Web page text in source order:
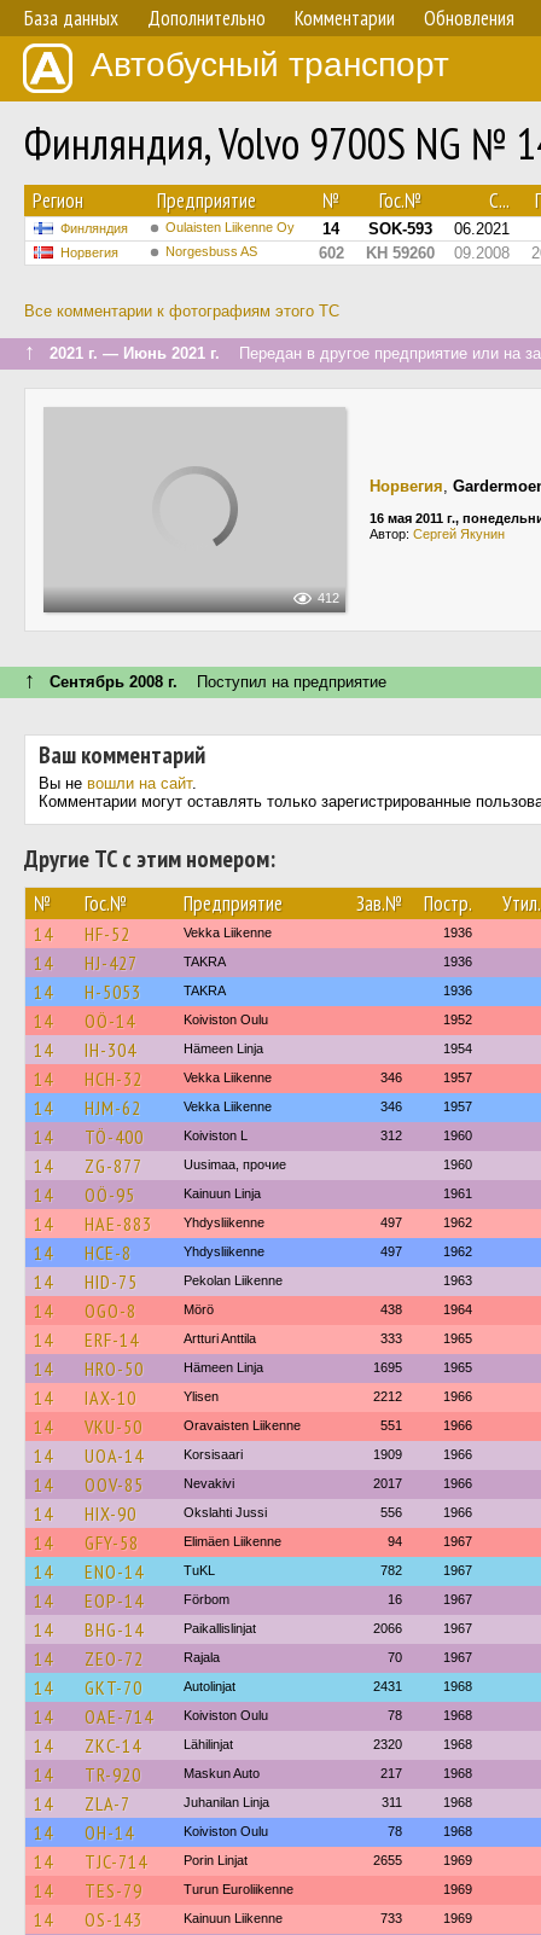
База данных Дополнительно Комментарии Обновления
Автобусный транспорт
Финляндия, Volvo 9700S NG №
Регион Предприятие № Гос.№ С...
Финляндия Oulaisten Liikenne Oy 14 SOK-593 06.2021
Норвегия Norgesbuss AS 602 KH 59260 09.2008
Все комментарии к фотографиям этого ТС
↑ 2021 г. — Июнь 2021 г. Передан в другое предприятие или на
412
Норвегия,
16 мая 2011 г.,
Автор: Сергей Якунин
↑ Сентябрь 2008 г. Поступил на предприятие
Ваш комментарий
Вы не вошли на сайт.
Комментарии могут оставлять только зарегистрированные
Другие ТС с этим номером:
№ Гос.№ Предприятие Зав.№ Постр. Утил.
14 HF-52 Vekka Liikenne 1936
14 HJ-427 TAKRA 1936
14 H-5053 TAKRA 1936
14 OÖ-14 Koiviston Oulu 1952
14 IH-304 Hämeen Linja 1954
14 HCH-32 Vekka Liikenne 346 1957
14 HJM-62 Vekka Liikenne 346 1957
14 TÖ-400 Koiviston L 312 1960
14 ZG-877 Uusimaa, прочие 1960
14 OÖ-95 Kainuun Linja 1961
14 HAE-883 Yhdysliikenne 497 1962
14 HCE-8 Yhdysliikenne 497 1962
14 HID-75 Pekolan Liikenne 1963
14 OGO-8 Mörö 438 1964
14 ERF-14 Artturi Anttila 333 1965
14 HRO-50 Hämeen Linja 1695 1965
14 IAX-10 Ylisen 2212 1966
14 VKU-50 Oravaisten Liikenne 551 1966
14 UOA-14 Korsisaari 1909 1966
14 OOV-85 Nevakivi 2017 1966
14 HIX-90 Okslahti Jussi 556 1966
14 GFY-58 Elimäen Liikenne 94 1967
14 ENO-14 TuKL 782 1967
14 EOP-14 Förbom 16 1967
14 BHG-14 Paikallislinjat 2066 1967
14 ZEO-72 Rajala 70 1967
14 GKT-70 Autolinjat 2431 1968
14 OAE-714 Koiviston Oulu 78 1968
14 ZKC-14 Lähilinjat 2320 1968
14 TR-920 Maskun Auto 217 1968
14 ZLA-7 Juhanilan Linja 311 1968
14 OH-14 Koiviston Oulu 78 1968
14 TJC-714 Porin Linjat 2655 1969
14 TES-79 Turun Euroliikenne 1969
14 OS-143 Kainuun Liikenne 733 1969